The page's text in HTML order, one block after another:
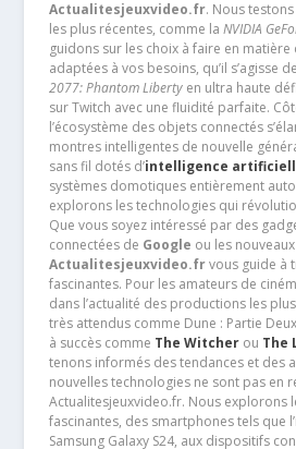
Actualitesjeuxvideo.fr. Nous
les plus récentes, comme la NVIDIA
guidons sur les choix à faire en
adaptées à vos besoins, qu’il s’agisse
2077: Phantom Libertyen ultra haute
sur Twitch avec une fluidité parfaite.
l’écosystème des objets connectés
montres intelligentes de nouvelle
sans fil dotés d’intelligence
systèmes domotiques entièrement
explorons les technologies qui
Que vous soyez intéressé par des
connectées de Google ou les
Actualitesjeuxvideo.frvous guide à
fascinantes. Pour les amateurs de
dans l’actualité des productions les
très attendus comme Dune : Partie
à succès comme The Witcherou The
tenons informés des tendances et des
nouvelles technologies ne sont pas en
Actualitesjeuxvideo.fr. Nous explorons
fascinantes, des smartphones tels que
Samsung Galaxy S24, aux dispositifs